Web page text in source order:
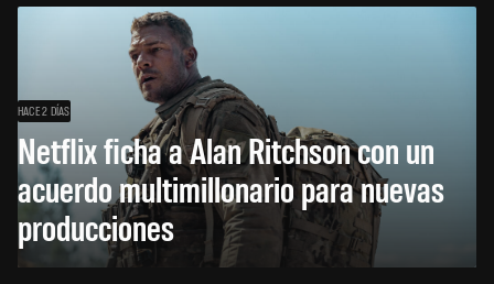
HACE 2 DÍAS
Netflix ficha a Alan Ritchson con un
acuerdo multimillonario para nuevas
producciones